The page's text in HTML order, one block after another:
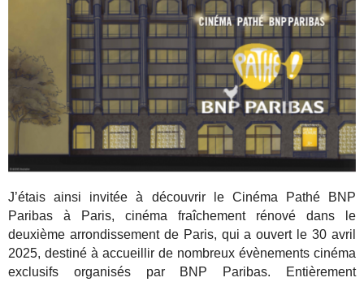
J’étais ainsi invitée à découvrir le Cinéma Pathé BNP
Paribas à Paris, cinéma fraîchement rénové dans le
deuxième arrondissement de Paris, qui a ouvert le 30 avril
2025, destiné à accueillir de nombreux évènements cinéma
exclusifs organisés par BNP Paribas. Entièrement